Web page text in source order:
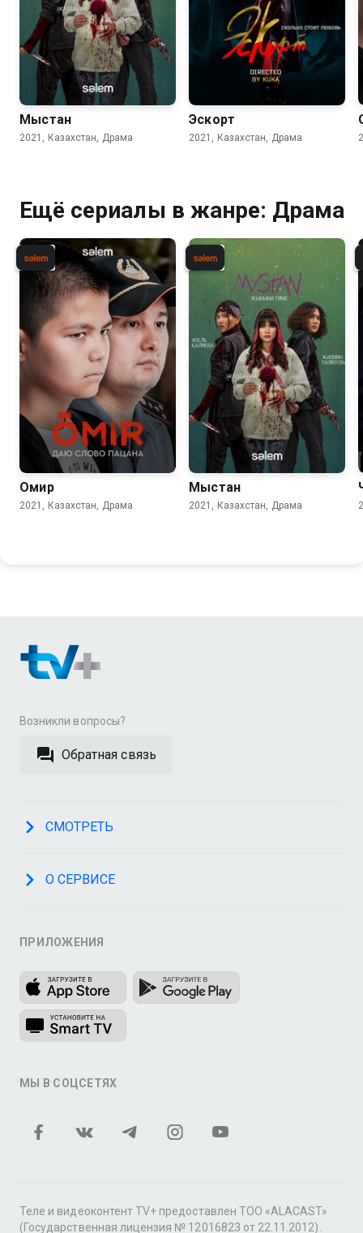
Мыстан
2021, Казахстан, Драма
Эскорт
2021, Казахстан, Драма
Ещё сериалы в жанре: Драма
Омир
2021, Казахстан, Драма
Мыстан
2021, Казахстан, Драма
Возникли вопросы?
Обратная связь
СМОТРЕТЬ
О СЕРВИСЕ
ПРИЛОЖЕНИЯ
МЫ В СОЦСЕТЯХ
Теле и видеоконтент TV+ предоставлен ТОО «ALACAST»
(Государственная лицензия № 12016823 от 22.11.2012).